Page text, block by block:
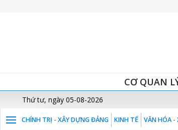
CƠ QUAN
Thứ tư, ngày 05-08-2026
CHÍNH TRỊ - XÂY DỰNG ĐẢNG KINH TẾ VĂN HÓA -